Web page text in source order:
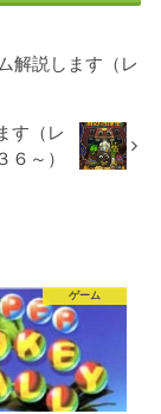
解説します（レ
す（レ
６～）
ゲーム